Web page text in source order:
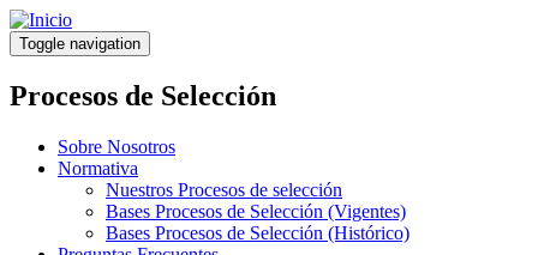
Pasar
al
contenido
principal
Toggle navigation
Procesos de Selección
Sobre Nosotros
Normativa
Nuestros Procesos de selección
Bases Procesos de Selección (Vigentes)
Bases Procesos de Selección (Histórico)